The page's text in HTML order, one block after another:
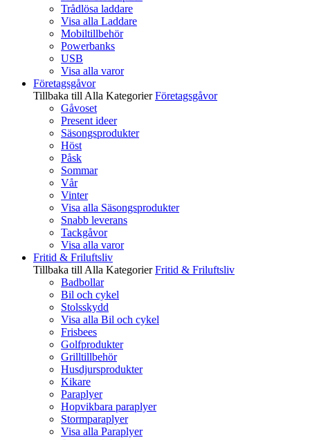
Trådlösa laddare
Visa alla Laddare
Mobiltillbehör
Powerbanks
USB
Visa alla varor
Företagsgåvor
Tillbaka till Alla Kategorier Företagsgåvor
Gåvoset
Present ideer
Säsongsprodukter
Höst
Påsk
Sommar
Vår
Vinter
Visa alla Säsongsprodukter
Snabb leverans
Tackgåvor
Visa alla varor
Fritid & Friluftsliv
Tillbaka till Alla Kategorier Fritid & Friluftsliv
Badbollar
Bil och cykel
Stolsskydd
Visa alla Bil och cykel
Frisbees
Golfprodukter
Grilltillbehör
Husdjursprodukter
Kikare
Paraplyer
Hopvikbara paraplyer
Stormparaplyer
Visa alla Paraplyer